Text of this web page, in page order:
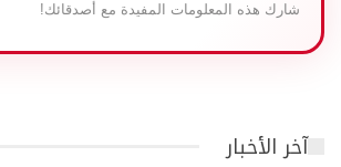
شارك هذه المعلومات المفيدة مع أصدقائك!
آخر الأخبار